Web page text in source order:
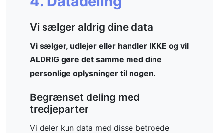
Vi sælger aldrig dine data
Vi sælger, udlejer eller handler IKKE og vil
ALDRIG gøre det samme med dine
personlige oplysninger til nogen.
Begrænset deling med
tredjeparter
Vi deler kun data med disse betroede